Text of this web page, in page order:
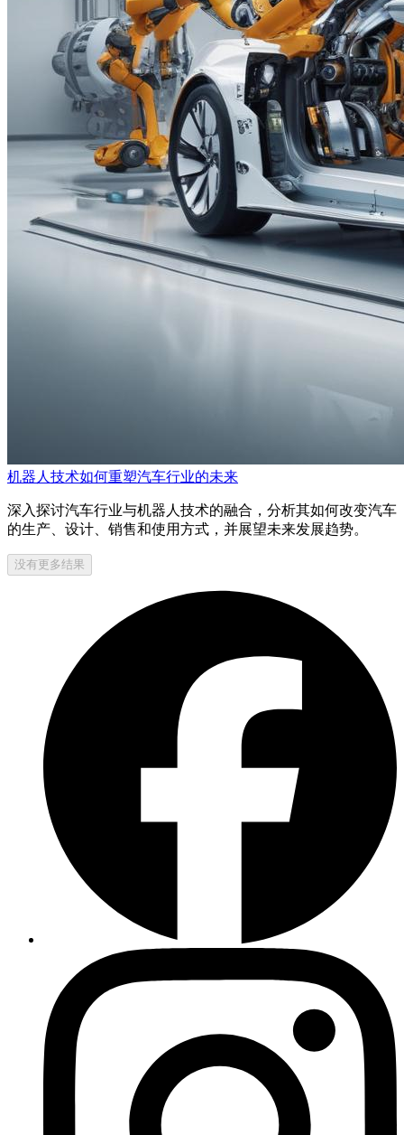
机器人技术如何重塑汽车行业的未来
深入探讨汽车行业与机器人技术的融合，分析其如何改变汽车
的生产、设计、销售和使用方式，并展望未来发展趋势。
没有更多结果